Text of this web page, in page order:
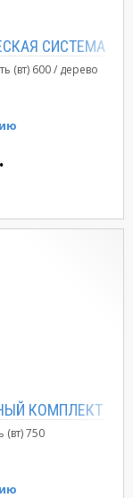
СИСТЕМА
(вт) 600 дерево
КОМПЛЕКТ
(вт)750